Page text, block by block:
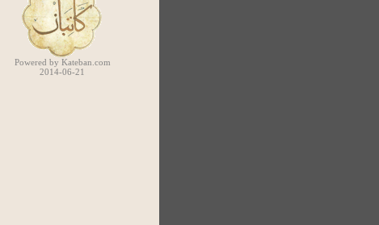
Powered by Kateban.com
2014-06-21